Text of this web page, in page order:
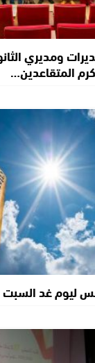
ومديري
المتقاعدين…
ليوم غد السبت